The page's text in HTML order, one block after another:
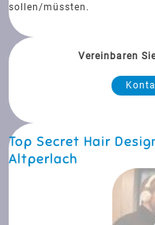
sollen/müssten.
Vereinbaren
Top Secret Hair
Altperlach